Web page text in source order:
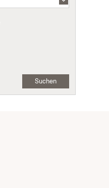
Suchen